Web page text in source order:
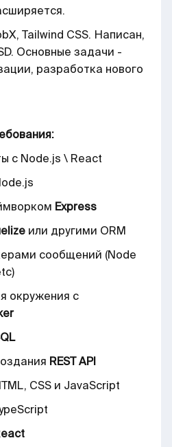
Tailwind CSS. Написан,
Основные задачи -
разработка нового
с Node.js \ React
Express
или другими ORM
сообщений (Node
окружения с
REST API
CSS и JavaScript